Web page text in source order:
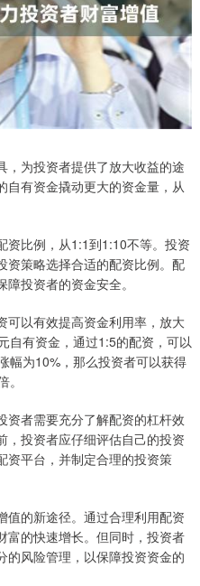
，为投资者提供了放大收益的途
自有资金撬动更大的资金量，从
资比例，从1:1到1:10不等。投资
资策略选择合适的配资比例。配
投资者的资金安全。
可以有效提高资金利用率，放大
自有资金，通过1:5的配资，可以
幅为10%，那么投资者可以获得
资者需要充分了解配资的杠杆效
，投资者应仔细评估自己的投资
资平台，并制定合理的投资策
值的新途径。通过合理利用配资
富的快速增长。但同时，投资者
的风险管理，以保障投资资金的